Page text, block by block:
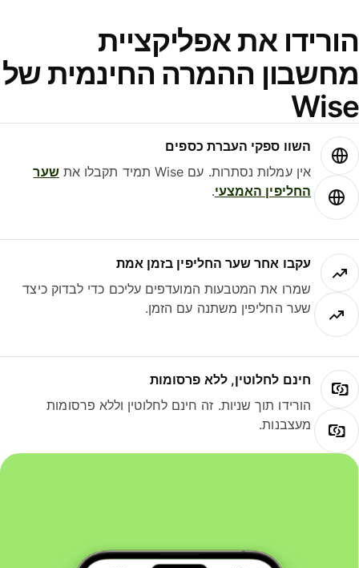
את אפליקציית
ההמרה החינמית של
השוו ספקי העברת כספים
אין עמלות נסתרות. עם Wise תמיד תקבלו את
שער
החליפין האמצעי.
עקבו אחר שער החליפין בזמן אמת
שמרו את המטבעות המועדפים עליכם כדי לבדוק כיצד
שער החליפין משתנה עם הזמן.
חינם לחלוטין, ללא פרסומות
הורידו תוך שניות. זה חינם לחלוטין וללא פרסומות
מעצבנות.